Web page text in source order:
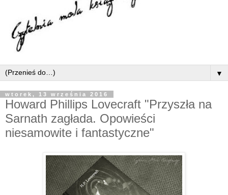
▼
wtorek, 13 września 2016
Howard Phillips Lovecraft "Przyszła na
Sarnath zagłada. Opowieści
niesamowite i fantastyczne"